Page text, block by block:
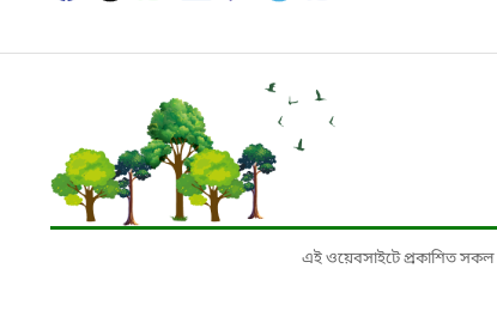
এই ওয়েবসাইটে প্রকাশিত সকল